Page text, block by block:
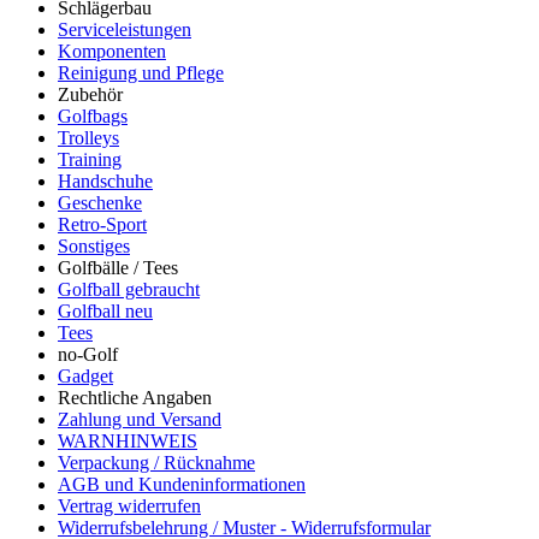
Schlägerbau
Serviceleistungen
Komponenten
Reinigung und Pflege
Zubehör
Golfbags
Trolleys
Training
Handschuhe
Geschenke
Retro-Sport
Sonstiges
Golfbälle / Tees
Golfball gebraucht
Golfball neu
Tees
no-Golf
Gadget
Rechtliche Angaben
Zahlung und Versand
WARNHINWEIS
Verpackung / Rücknahme
AGB und Kundeninformationen
Vertrag widerrufen
Widerrufsbelehrung / Muster - Widerrufsformular